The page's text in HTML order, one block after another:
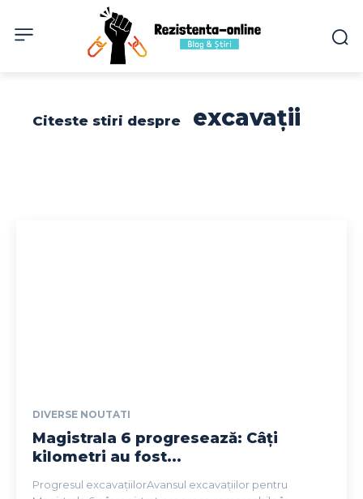
Citeste stiri despre excavații
DIVERSE NOUTATI
Magistrala 6 progresează: Câți
kilometri au fost...
Progresul excavațiilorAvansul excavațiilor pentru